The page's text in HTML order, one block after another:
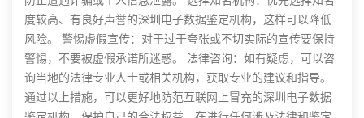
度较高、有良好声誉的深圳电子数据鉴定机构，这样可以降低
风险。 警惕虚假宣传：对于过于夸张或不切实际的宣传要保持
警惕，不要被虚假承诺所迷惑。 法律咨询：如有疑虑，可以咨
询当地的法律专业人士或相关机构，获取专业的建议和指导。
通过以上措施，可以更好地防范互联网上冒充的深圳电子数据